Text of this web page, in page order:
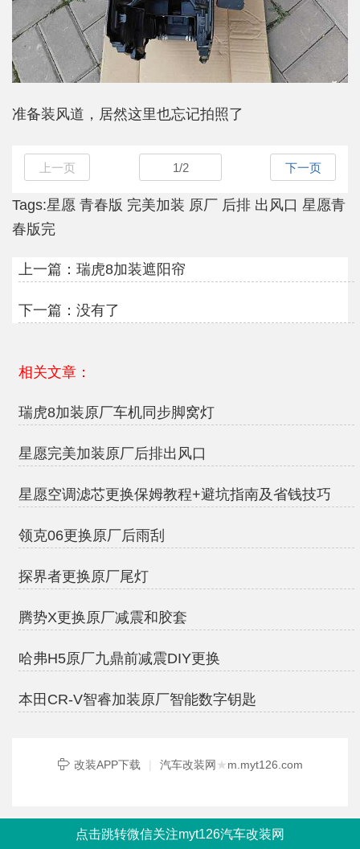
准备装风道，居然这里也忘记拍照了
上一页 1/2 下一页
Tags:星愿 青春版 完美加装 原厂 后排 出风口 星愿青
春版完
上一篇： 瑞虎8加装遮阳帘
下一篇：没有了
相关文章：
瑞虎8加装原厂车机同步脚窝灯
星愿完美加装原厂后排出风口
星愿空调滤芯更换保姆教程+避坑指南及省钱技巧
领克06更换原厂后雨刮
探界者更换原厂尾灯
腾势X更换原厂减震和胶套
哈弗H5原厂九鼎前减震DIY更换
本田CR-V智睿加装原厂智能数字钥匙
改装APP下载 | 汽车改装网 ★m.myt126.com
点击跳转微信关注myt126汽车改装网